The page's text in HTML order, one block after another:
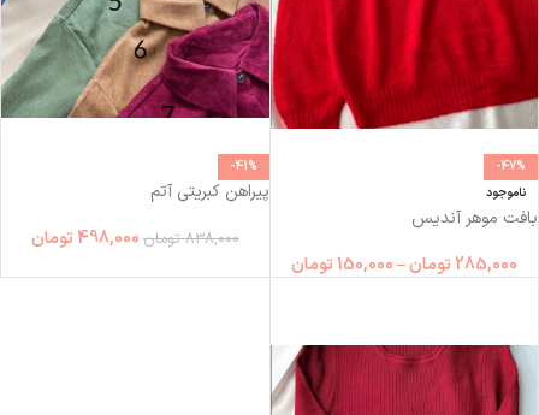
-47%
ناموجود
بافت موهر آندیس
285,000 تومان–
150,000 تومان
-41%
پیراهن کبریتی آتم
838,000 تومان 498,000 تومان